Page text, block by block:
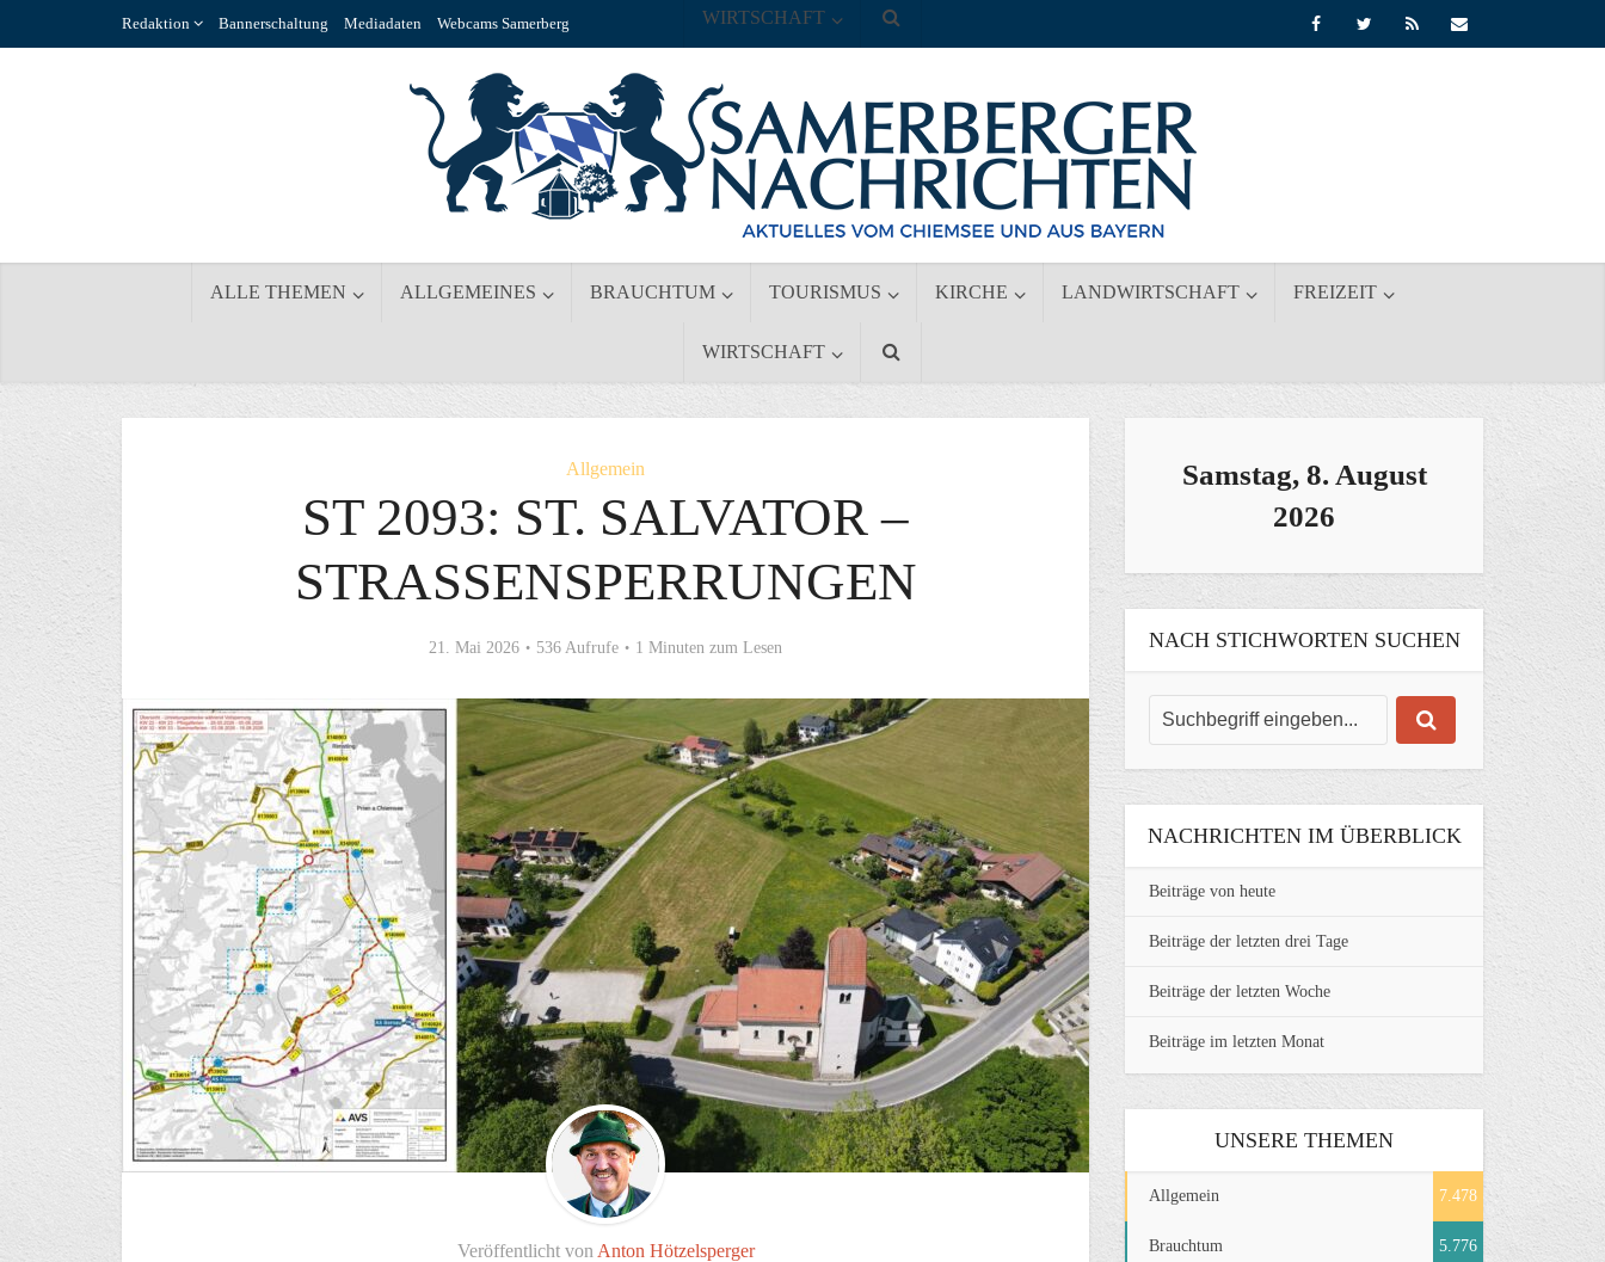
Redaktion Bannerschaltung Mediadaten Webcams Samerberg
ALLE THEMEN ALLGEMEINES BRAUCHTUM TOURISMUS KIRCHE LANDWIRTSCHAFT FREIZEIT
WIRTSCHAFT
WIRTSCHAFT
Allgemein
ST 2093: ST. SALVATOR –
STRASSENSPERRUNGEN
21. Mai 2026 536 Aufrufe 1 Minuten zum Lesen
Veröffentlicht von Anton Hötzelsperger
Samstag, 8. August
2026
NACH STICHWORTEN SUCHEN
NACHRICHTEN IM ÜBERBLICK
Beiträge von heute
Beiträge der letzten drei Tage
Beiträge der letzten Woche
Beiträge im letzten Monat
UNSERE THEMEN
Allgemein 7.478
Brauchtum 5.776